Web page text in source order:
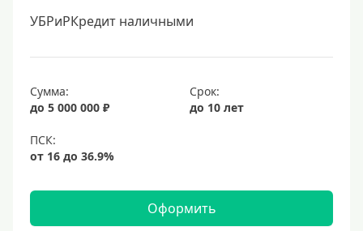
УБРиРКредит наличными
Сумма:
до 5 000 000 ₽
Срок:
до 10 лет
Оформить